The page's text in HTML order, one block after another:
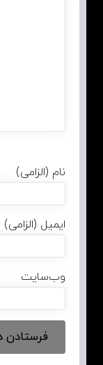
نام (الزامی)
ایمیل (الزامی)
وب‌سایت